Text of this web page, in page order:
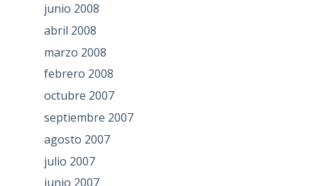
junio 2008
abril 2008
marzo 2008
febrero 2008
octubre 2007
septiembre 2007
agosto 2007
julio 2007
junio 2007